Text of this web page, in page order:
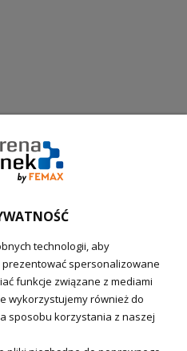
technologii, aby
spersonalizowane
funkcje związane z mediami
wykorzystujemy również do
sposobu korzystania z naszej